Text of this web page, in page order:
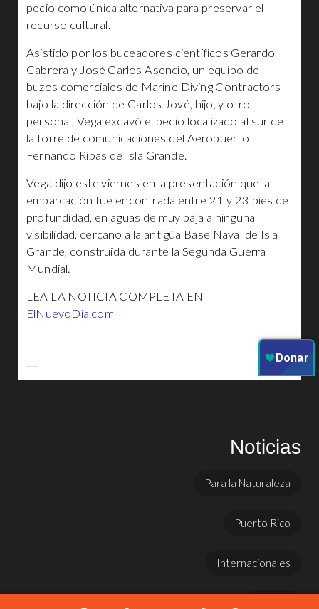
pecio como única alternativa para preservar el
recurso cultural.
Asistido por los buceadores científicos Gerardo
Cabrera y José Carlos Asencio, un equipo de
buzos comerciales de Marine Diving Contractors
bajo la dirección de Carlos Jové, hijo, y otro
personal, Vega excavó el pecio localizado al sur de
la torre de comunicaciones del Aeropuerto
Fernando Ribas de Isla Grande.
Vega dijo este viernes en la presentación que la
embarcación fue encontrada entre 21 y 23 pies de
profundidad, en aguas de muy baja a ninguna
visibilidad, cercano a la antigüa Base Naval de Isla
Grande, construida durante la Segunda Guerra
Mundial.
LEA LA NOTICIA COMPLETA EN
ElNuevoDia.com
Noticias
Para la Naturaleza
Puerto Rico
Internacionales